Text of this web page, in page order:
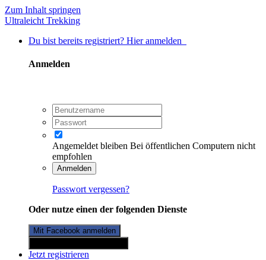
Zum Inhalt springen
Ultraleicht Trekking
Du bist bereits registriert? Hier anmelden
Anmelden
Angemeldet bleiben Bei öffentlichen Computern nicht
empfohlen
Anmelden
Passwort vergessen?
Oder nutze einen der folgenden Dienste
Mit Facebook anmelden
Jetzt registrieren